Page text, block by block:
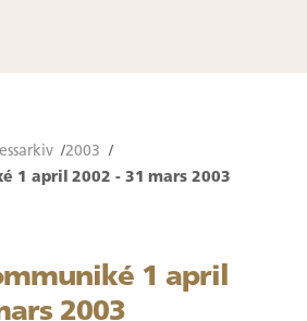
2003
1 april 2002 - 31 mars 2003
1 april
2003